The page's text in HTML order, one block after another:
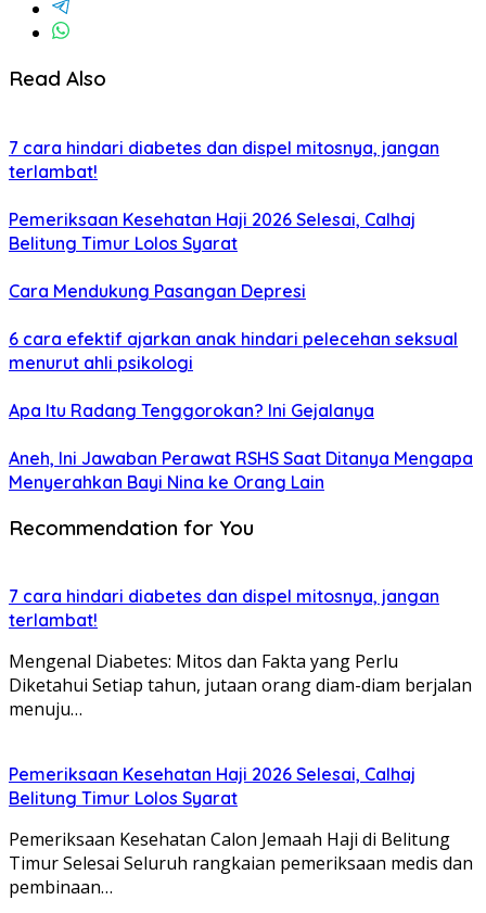
Read Also
7 cara hindari diabetes dan dispel mitosnya, jangan
terlambat!
Pemeriksaan Kesehatan Haji 2026 Selesai, Calhaj
Belitung Timur Lolos Syarat
Cara Mendukung Pasangan Depresi
6 cara efektif ajarkan anak hindari pelecehan seksual
menurut ahli psikologi
Apa Itu Radang Tenggorokan? Ini Gejalanya
Aneh, Ini Jawaban Perawat RSHS Saat Ditanya Mengapa
Menyerahkan Bayi Nina ke Orang Lain
Recommendation for You
7 cara hindari diabetes dan dispel mitosnya, jangan
terlambat!
Mengenal Diabetes: Mitos dan Fakta yang Perlu
Diketahui Setiap tahun, jutaan orang diam-diam berjalan
menuju…
Pemeriksaan Kesehatan Haji 2026 Selesai, Calhaj
Belitung Timur Lolos Syarat
Pemeriksaan Kesehatan Calon Jemaah Haji di Belitung
Timur Selesai Seluruh rangkaian pemeriksaan medis dan
pembinaan…